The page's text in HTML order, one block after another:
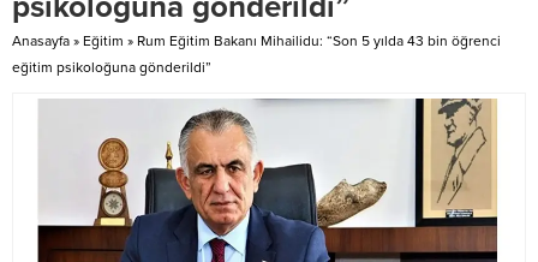
verdi. Turan’ın aktardığına göre,
hukukçular Özden ve
Anasayfa » Eğitim » Rum Eğitim Bakanı Mihailidu: “Son 5 yılda 43 bin öğrenci
eğitim psikoloğuna gönderildi”